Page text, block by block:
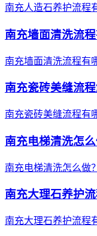
南充人造石养护流程
南充墙面清洗流
南充墙面清洗流程有
南充瓷砖美缝流
南充瓷砖美缝流程有
南充电梯清洗怎
南充电梯清洗怎么做
南充大理石养护
南充大理石养护流程